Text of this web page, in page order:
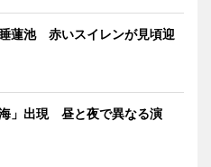
蓮池 赤いスイレンが見頃迎
」出現 昼と夜で異なる演